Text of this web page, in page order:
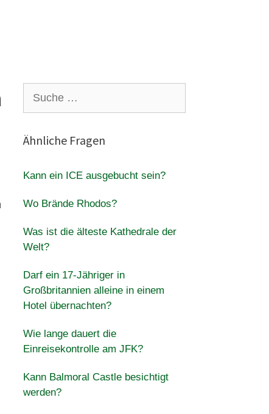
nach:
Ähnliche Fragen
Kann ein ICE ausgebucht sein?
Wo Brände Rhodos?
Was ist die älteste Kathedrale der
Welt?
Darf ein 17-Jähriger in
Großbritannien alleine in einem
Hotel übernachten?
Wie lange dauert die
Einreisekontrolle am JFK?
Kann Balmoral Castle besichtigt
werden?